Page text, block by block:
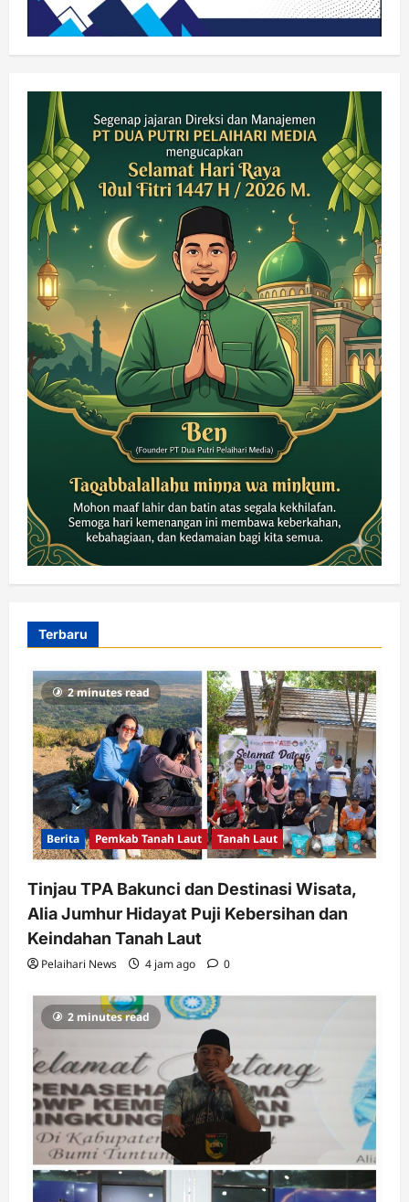
Terbaru
2 minutes read
Berita Pemkab Tanah Laut Tanah Laut
Tinjau TPA Bakunci dan Destinasi Wisata,
Alia Jumhur Hidayat Puji Kebersihan dan
Keindahan Tanah Laut
Pelaihari News 4 jam ago 0
2 minutes read